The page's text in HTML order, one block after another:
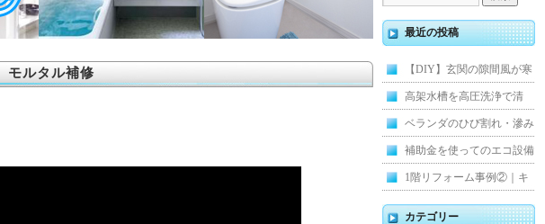
モルタル補修
最近の投稿
【DIY】玄関の隙間風が寒
くて断熱ドアに交換しまし
た
高架水槽を高圧洗浄で清
掃！衛生的な給水環境を維
持｜施工事例
ベランダのひび割れ・滲み
を解消！賃貸マンション防
水工事
補助金を使ってのエコ設備
住宅リフォーム
1階リフォーム事例②｜キ
ッチン・床・収納を一新
カテゴリー